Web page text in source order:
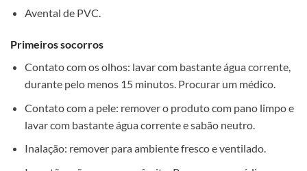
Avental de PVC.
Primeiros socorros
Contato com os olhos: lavar com bastante água corrente,
durante pelo menos 15 minutos. Procurar um médico.
Contato com a pele: remover o produto com pano limpo e
lavar com bastante água corrente e sabão neutro.
Inalação: remover para ambiente fresco e ventilado.